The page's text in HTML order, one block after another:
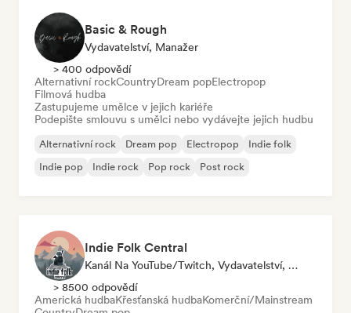
Basic & Rough
Vydavatelství, Manažer
> 400 odpovědí
Alternativní rockCountryDream popElectropop
Filmová hudba
Zastupujeme umělce v jejich kariéře
Podepište smlouvu s umělci nebo vydávejte jejich hudbu
Alternativní rock Dream pop Electropop
Indie folk
Indie pop
Indie rock Pop rock Post rock
Indie Folk Central
Kanál Na YouTube/Twitch, Vydavatelství, Kurátor Playlistu, Rádio Stanice
> 8500 odpovědí
Americká hudbaKřesťanská hudbaKomerční/Mainstream